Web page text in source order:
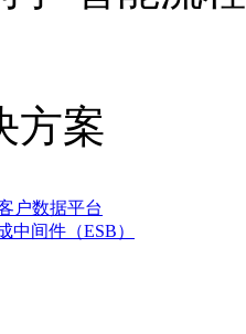
方案
户数据平台
中间件（ESB）